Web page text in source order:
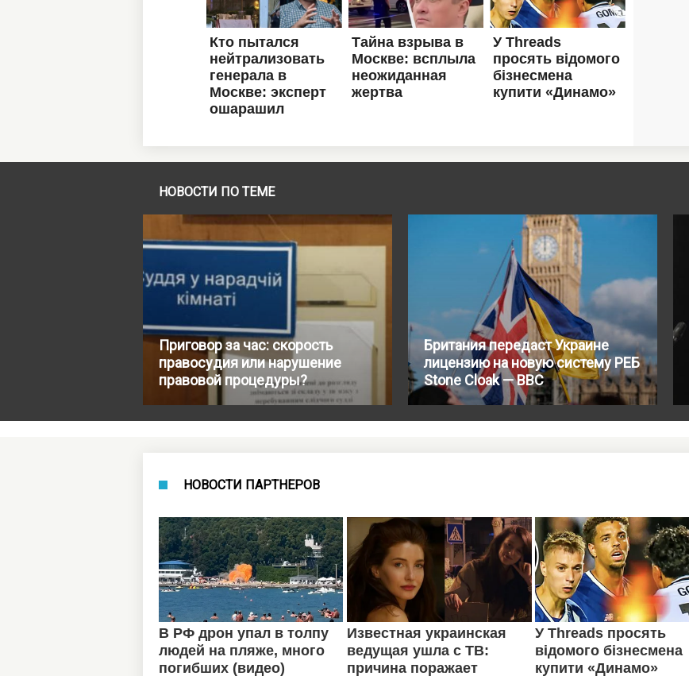
НОВОСТИ ПО ТЕМЕ
Приговор за час: скорость
правосудия или нарушение
правовой процедуры?
Британия передаст Украине
лицензию на новую систему РЕБ
Stone Cloak — BBC
НОВОСТИ ПАРТНЕРОВ